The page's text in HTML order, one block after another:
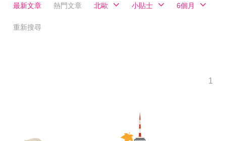
最新文章 熱門文章 北歐 小貼士 6個月
重新搜尋
1